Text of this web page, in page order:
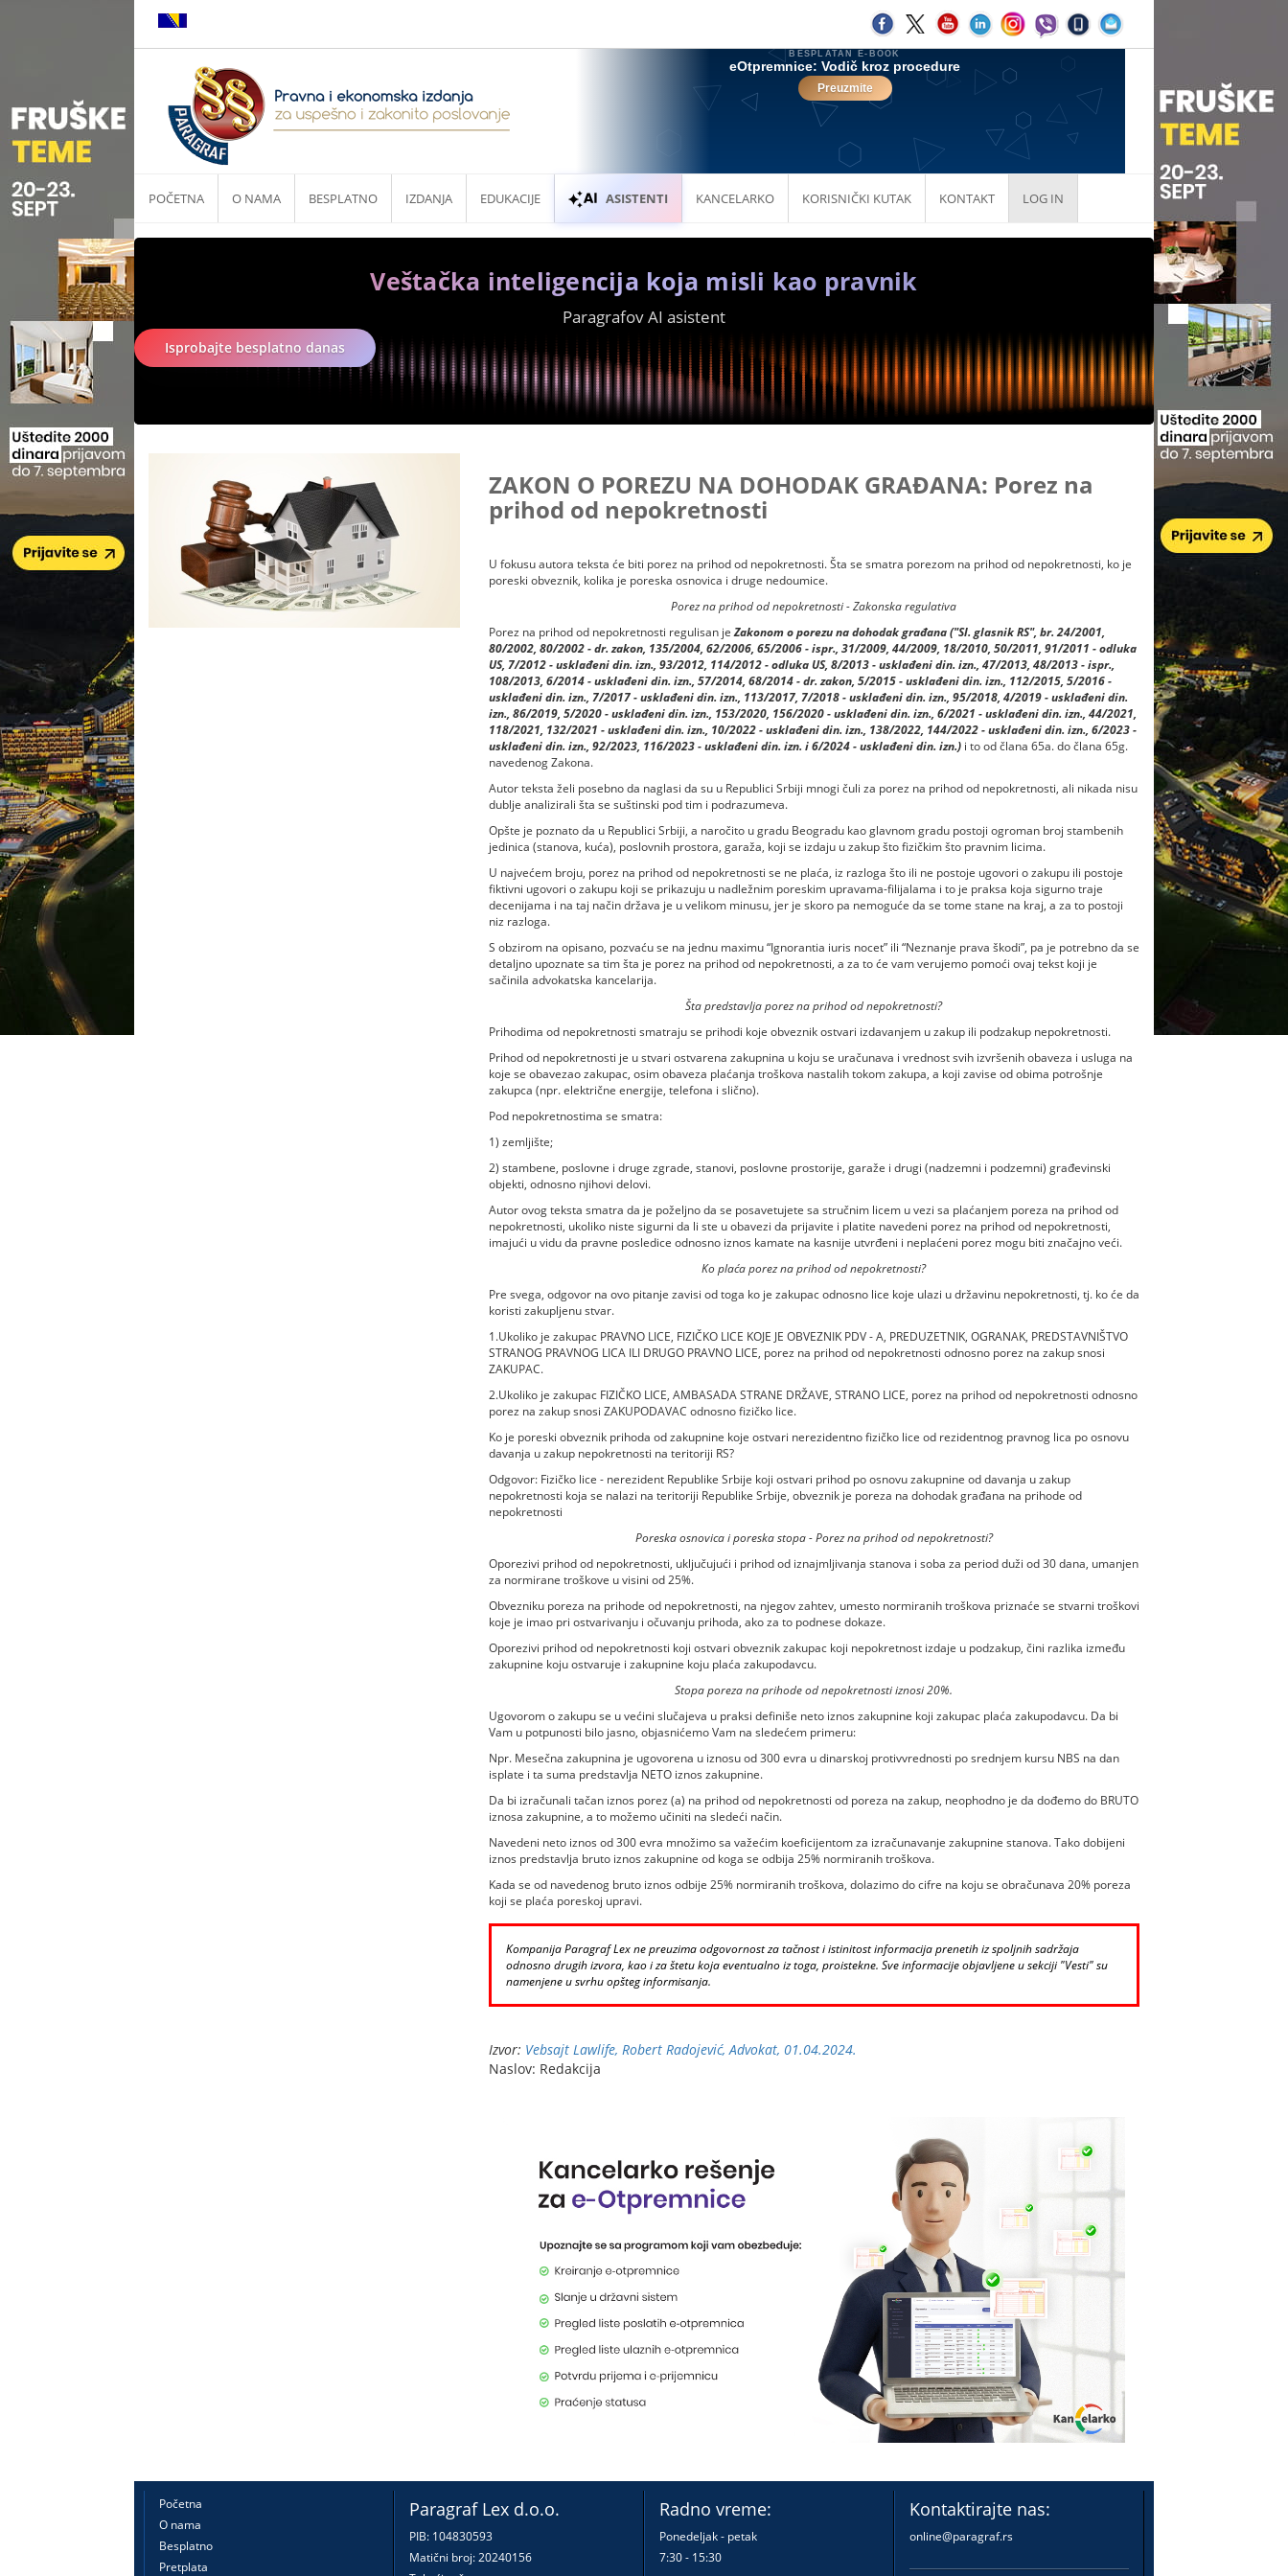
POČETNA O NAMA BESPLATNO IZDANJA EDUKACIJE ASISTENTI KANCELARKO KORISNIČKI KUTAK KONTAKT LOG IN
Veštačka inteligencija koja misli kao pravnik
Paragrafov AI asistent
Isprobajte besplatno danas
ZAKON O POREZU NA DOHODAK GRAĐANA: Porez na
prihod od nepokretnosti
U fokusu autora teksta će biti porez na prihod od nepokretnosti. Šta se smatra porezom na prihod od nepokretnosti, ko je
poreski obveznik, kolika je poreska osnovica i druge nedoumice.
Porez na prihod od nepokretnosti - Zakonska regulativa
Porez na prihod od nepokretnosti regulisan jeZakonom o porezu na dohodak građana ("Sl. glasnik RS", br. 24/2001,
80/2002, 80/2002 - dr. zakon, 135/2004, 62/2006, 65/2006 - ispr., 31/2009, 44/2009, 18/2010, 50/2011, 91/2011 - odluka
US, 7/2012 - usklađeni din. izn., 93/2012, 114/2012 - odluka US, 8/2013 - usklađeni din. izn., 47/2013, 48/2013 - ispr.,
108/2013, 6/2014 - usklađeni din. izn., 57/2014, 68/2014 - dr. zakon, 5/2015 - usklađeni din. izn., 112/2015, 5/2016 -
usklađeni din. izn., 7/2017 - usklađeni din. izn., 113/2017, 7/2018 - usklađeni din. izn., 95/2018, 4/2019 - usklađeni din.
izn., 86/2019, 5/2020 - usklađeni din. izn., 153/2020, 156/2020 - usklađeni din. izn., 6/2021 - usklađeni din. izn., 44/2021,
118/2021, 132/2021 - usklađeni din. izn., 10/2022 - usklađeni din. izn., 138/2022, 144/2022 - usklađeni din. izn., 6/2023 -
usklađeni din. izn., 92/2023, 116/2023 - usklađeni din. izn. i 6/2024 - usklađeni din. izn.)i to od člana 65a. do člana 65g.
navedenog Zakona.
Autor teksta želi posebno da naglasi da su u Republici Srbiji mnogi čuli za porez na prihod od nepokretnosti, ali nikada nisu
dublje analizirali šta se suštinski pod tim i podrazumeva.
Opšte je poznato da u Republici Srbiji, a naročito u gradu Beogradu kao glavnom gradu postoji ogroman broj stambenih
jedinica (stanova, kuća), poslovnih prostora, garaža, koji se izdaju u zakup što fizičkim što pravnim licima.
U najvećem broju, porez na prihod od nepokretnosti se ne plaća, iz razloga što ili ne postoje ugovori o zakupu ili postoje
fiktivni ugovori o zakupu koji se prikazuju u nadležnim poreskim upravama-filijalama i to je praksa koja sigurno traje
decenijama i na taj način država je u velikom minusu, jer je skoro pa nemoguće da se tome stane na kraj, a za to postoji
niz razloga.
S obzirom na opisano, pozvaću se na jednu maximu “Ignorantia iuris nocet” ili “Neznanje prava škodi”, pa je potrebno da se
detaljno upoznate sa tim šta je porez na prihod od nepokretnosti, a za to će vam verujemo pomoći ovaj tekst koji je
sačinila advokatska kancelarija.
Šta predstavlja porez na prihod od nepokretnosti?
Prihodima od nepokretnosti smatraju se prihodi koje obveznik ostvari izdavanjem u zakup ili podzakup nepokretnosti.
Prihod od nepokretnosti je u stvari ostvarena zakupnina u koju se uračunava i vrednost svih izvršenih obaveza i usluga na
koje se obavezao zakupac, osim obaveza plaćanja troškova nastalih tokom zakupa, a koji zavise od obima potrošnje
zakupca (npr. električne energije, telefona i slično).
Pod nepokretnostima se smatra:
1) zemljište;
2) stambene, poslovne i druge zgrade, stanovi, poslovne prostorije, garaže i drugi (nadzemni i podzemni) građevinski
objekti, odnosno njihovi delovi.
Autor ovog teksta smatra da je poželjno da se posavetujete sa stručnim licem u vezi sa plaćanjem poreza na prihod od
nepokretnosti, ukoliko niste sigurni da li ste u obavezi da prijavite i platite navedeni porez na prihod od nepokretnosti,
imajući u vidu da pravne posledice odnosno iznos kamate na kasnije utvrđeni i neplaćeni porez mogu biti značajno veći.
Ko plaća porez na prihod od nepokretnosti?
Pre svega, odgovor na ovo pitanje zavisi od toga ko je zakupac odnosno lice koje ulazi u državinu nepokretnosti, tj. ko će da
koristi zakupljenu stvar.
1.Ukoliko je zakupac PRAVNO LICE, FIZIČKO LICE KOJE JE OBVEZNIK PDV - A, PREDUZETNIK, OGRANAK, PREDSTAVNIŠTVO
STRANOG PRAVNOG LICA ILI DRUGO PRAVNO LICE, porez na prihod od nepokretnosti odnosno porez na zakup snosi
ZAKUPAC.
2.Ukoliko je zakupac FIZIČKO LICE, AMBASADA STRANE DRŽAVE, STRANO LICE, porez na prihod od nepokretnosti odnosno
porez na zakup snosi ZAKUPODAVAC odnosno fizičko lice.
Ko je poreski obveznik prihoda od zakupnine koje ostvari nerezidentno fizičko lice od rezidentnog pravnog lica po osnovu
davanja u zakup nepokretnosti na teritoriji RS?
Odgovor: Fizičko lice - nerezident Republike Srbije koji ostvari prihod po osnovu zakupnine od davanja u zakup
nepokretnosti koja se nalazi na teritoriji Republike Srbije, obveznik je poreza na dohodak građana na prihode od
nepokretnosti
Poreska osnovica i poreska stopa - Porez na prihod od nepokretnosti?
Oporezivi prihod od nepokretnosti, uključujući i prihod od iznajmljivanja stanova i soba za period duži od 30 dana, umanjen
za normirane troškove u visini od 25%.
Obvezniku poreza na prihode od nepokretnosti, na njegov zahtev, umesto normiranih troškova priznaće se stvarni troškovi
koje je imao pri ostvarivanju i očuvanju prihoda, ako za to podnese dokaze.
Oporezivi prihod od nepokretnosti koji ostvari obveznik zakupac koji nepokretnost izdaje u podzakup, čini razlika između
zakupnine koju ostvaruje i zakupnine koju plaća zakupodavcu.
Stopa poreza na prihode od nepokretnosti iznosi 20%.
Ugovorom o zakupu se u većini slučajeva u praksi definiše neto iznos zakupnine koji zakupac plaća zakupodavcu. Da bi
Vam u potpunosti bilo jasno, objasnićemo Vam na sledećem primeru:
Npr. Mesečna zakupnina je ugovorena u iznosu od 300 evra u dinarskoj protivvrednosti po srednjem kursu NBS na dan
isplate i ta suma predstavlja NETO iznos zakupnine.
Da bi izračunali tačan iznos porez (a) na prihod od nepokretnosti od poreza na zakup, neophodno je da dođemo do BRUTO
iznosa zakupnine, a to možemo učiniti na sledeći način.
Navedeni neto iznos od 300 evra množimo sa važećim koeficijentom za izračunavanje zakupnine stanova. Tako dobijeni
iznos predstavlja bruto iznos zakupnine od koga se odbija 25% normiranih troškova.
Kada se od navedenog bruto iznos odbije 25% normiranih troškova, dolazimo do cifre na koju se obračunava 20% poreza
koji se plaća poreskoj upravi.
Kompanija Paragraf Lex ne preuzima odgovornost za tačnost i istinitost informacija prenetih iz spoljnih sadržaja
odnosno drugih izvora, kao i za štetu koja eventualno iz toga, proistekne. Sve informacije objavljene u sekciji "Vesti" su
namenjene u svrhu opšteg informisanja.
Izvor: Vebsajt Lawlife, Robert Radojević, Advokat, 01.04.2024.
Naslov: Redakcija
Početna
O nama
Besplatno
Pretplata
Paragraf Lex d.o.o.
PIB: 104830593
Matični broj: 20240156
Radno vreme:
Ponedeljak - petak
7:30 - 15:30
Kontaktirajte nas:
online@paragraf.rs